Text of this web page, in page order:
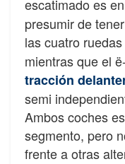
escatimado es en
presumir de
las cuatro
mientras que el
tracción
semi
Ambos coches
segmento, pero
frente a otras